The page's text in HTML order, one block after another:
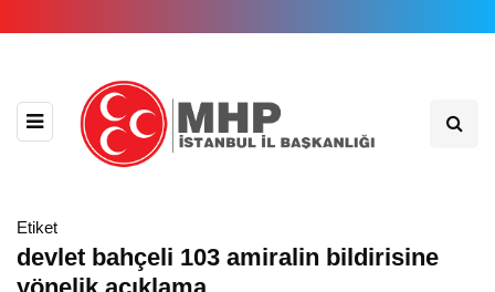
Etiket
devlet bahçeli 103 amiralin bildirisine